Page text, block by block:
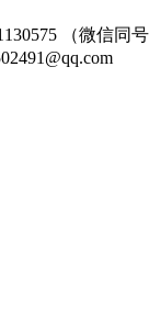
（微信同